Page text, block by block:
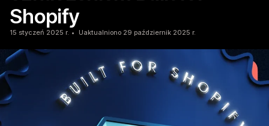
Shopify
15 styczeń 2025 r. Uaktualniono 29 październik 2025 r.